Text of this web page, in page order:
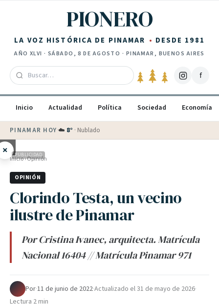
PIONERO
LA VOZ HISTÓRICA DE PINAMAR DESDE 1981
AÑO XLVI · SÁBADO, 8 DE AGOSTO · PINAMAR, BUENOS AIRES
f
Inicio Actualidad Política Sociedad Economía
PINAMAR HOY·💵 Dólar blue$1525
× PUBLICIDAD
Inicio›Opinión
OPINIÓN
Clorindo Testa, un vecino
ilustre de Pinamar
Por Cristina Ivanec, arquitecta. Matrícula
Nacional 16404 // Matrícula Pinamar 971
Por·11 de junio de 2022·Actualizado el31 de mayo de 2026·
Lectura 2 min